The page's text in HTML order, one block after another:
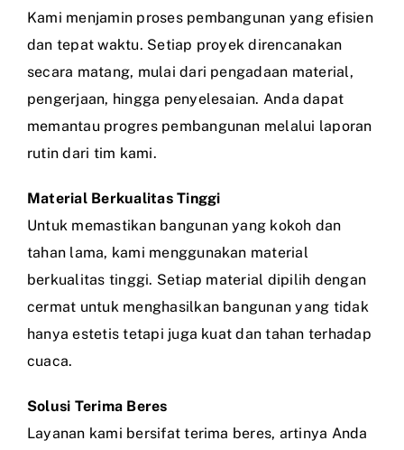
Kami menjamin proses pembangunan yang efisien
dan tepat waktu. Setiap proyek direncanakan
secara matang, mulai dari pengadaan material,
pengerjaan, hingga penyelesaian. Anda dapat
memantau progres pembangunan melalui laporan
rutin dari tim kami.
Material Berkualitas Tinggi
Untuk memastikan bangunan yang kokoh dan
tahan lama, kami menggunakan material
berkualitas tinggi. Setiap material dipilih dengan
cermat untuk menghasilkan bangunan yang tidak
hanya estetis tetapi juga kuat dan tahan terhadap
cuaca.
Solusi Terima Beres
Layanan kami bersifat terima beres, artinya Anda